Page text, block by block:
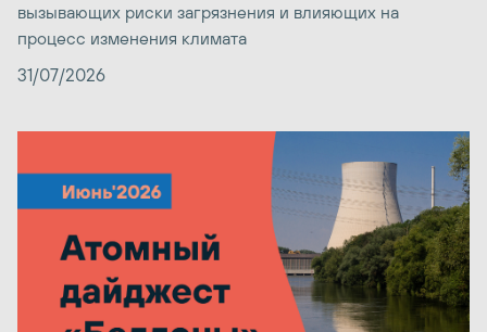
вызывающих риски загрязнения и влияющих на
процесс изменения климата
31/07/2026